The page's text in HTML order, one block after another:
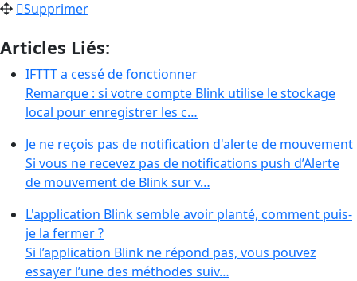
Supprimer
Articles Liés:
IFTTT a cessé de fonctionner
Remarque : si votre compte Blink utilise le stockage
local pour enregistrer les c…
Je ne reçois pas de notification d'alerte de mouvement
Si vous ne recevez pas de notifications push d’Alerte
de mouvement de Blink sur v…
L'application Blink semble avoir planté, comment puis-
je la fermer ?
Si l’application Blink ne répond pas, vous pouvez
essayer l’une des méthodes suiv…